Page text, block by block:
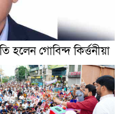
হলেন গোবিন্দ কির্ত্তনীয়া